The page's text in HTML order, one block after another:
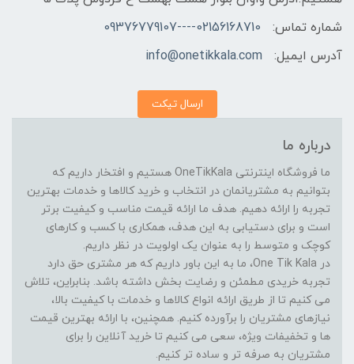
شماره تماس:
02156168710----09376779107
آدرس ایمیل:
info@onetikkala.com
ارسال تیکت
درباره ما
ما فروشگاه اینترنتی OneTikKala هستیم و افتخار داریم که
بتوانیم به مشتریانمان در انتخاب و خرید کالاها و خدمات بهترین
تجربه را ارائه دهیم. هدف ما ارائه قیمت مناسب و کیفیت برتر
است و برای دستیابی به این هدف، همکاری با کسب و کارهای
کوچک و متوسط را به عنوان یک اولویت در نظر داریم.
در One Tik Kala، ما به این باور داریم که هر مشتری حق دارد
تجربه خریدی مطمئن و رضایت بخش داشته باشد. بنابراین، تلاش
می کنیم تا از طریق ارائه انواع کالاها و خدمات با کیفیت بالا،
نیازهای مشتریان را برآورده کنیم. همچنین، با ارائه بهترین قیمت
ها و تخفیفات ویژه، سعی می کنیم تا خرید آنلاین را برای
مشتریان به صرفه تر و ساده تر کنیم.